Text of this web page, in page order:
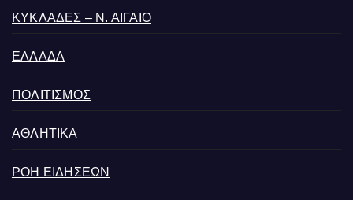
ΚΥΚΛΑΔΕΣ – Ν. ΑΙΓΑΙΟ
ΕΛΛΑΔΑ
ΠΟΛΙΤΙΣΜΟΣ
ΑΘΛΗΤΙΚΑ
ΡΟΗ ΕΙΔΗΣΕΩΝ